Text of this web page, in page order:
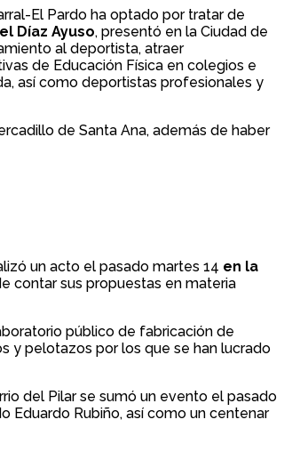
El Pardo ha optado por tratar de
Díaz Ayuso, presentó en la Ciudad de
al deportista, atraer
de Educación Física en colegios e
así como deportistas profesionales y
de Santa Ana, además de haber
un acto el pasado martes 14 en la
contar sus propuestas en materia
público de fabricación de
y pelotazos por los que se han lucrado
del Pilar se sumó un evento el pasado
Eduardo Rubiño, así como un centenar